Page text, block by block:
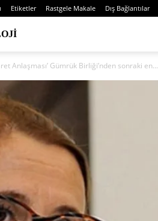
Etiketler Rastgele Makale Dış Bağlantılar
Anlaşması’ Gümrük Birliği’nden sonraki en...